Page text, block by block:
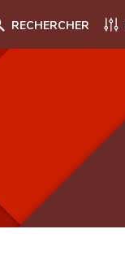
RECHERCHER